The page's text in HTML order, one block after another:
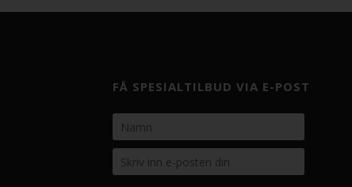
FÅ SPESIALTILBUD VIA E-POST